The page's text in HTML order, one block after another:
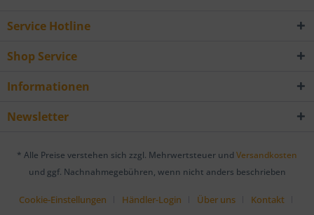
Service Hotline
Shop Service
Informationen
Newsletter
* Alle Preise verstehen sich zzgl. Mehrwertsteuer und Versandkosten
und ggf. Nachnahmegebühren, wenn nicht anders beschrieben
Cookie-Einstellungen Händler-Login Über uns Kontakt